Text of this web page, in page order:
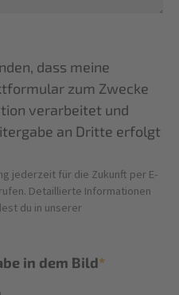
zum Zwecke
verarbeitet und
an Dritte erfolgt
jederzeit für die Zukunft per E-
Detaillierte Informationen
du in unserer
in dem Bild*